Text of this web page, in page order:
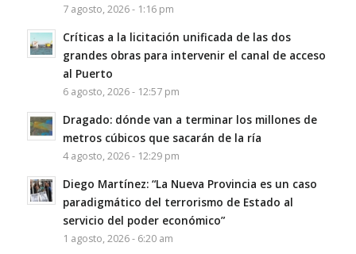
7 agosto, 2026 - 1:16 pm
Críticas a la licitación unificada de las dos
grandes obras para intervenir el canal de acceso
al Puerto
6 agosto, 2026 - 12:57 pm
Dragado: dónde van a terminar los millones de
metros cúbicos que sacarán de la ría
4 agosto, 2026 - 12:29 pm
Diego Martínez: “La Nueva Provincia es un caso
paradigmático del terrorismo de Estado al
servicio del poder económico”
1 agosto, 2026 - 6:20 am